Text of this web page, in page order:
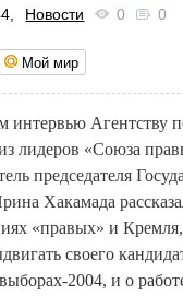
Новости 0 0
Мой мир
интервью Агентству
лидеров «Союза
председателя
Хакамада
«правых» и
своего
2004, и о